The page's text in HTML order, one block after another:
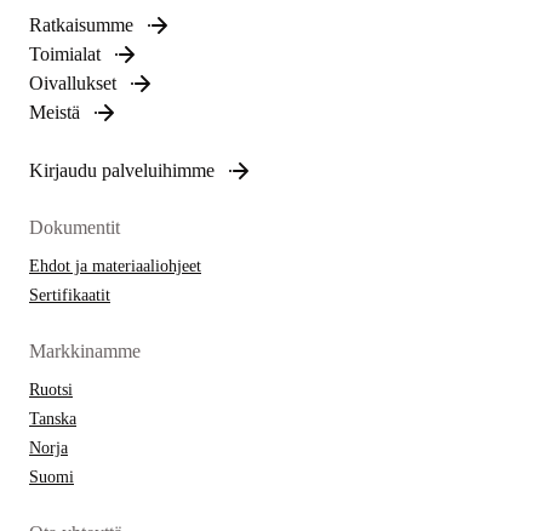
Ratkaisumme
Toimialat
Oivallukset
Meistä
Kirjaudu palveluihimme
Dokumentit
Ehdot ja materiaaliohjeet
Sertifikaatit
Markkinamme
Ruotsi
Tanska
Norja
Suomi